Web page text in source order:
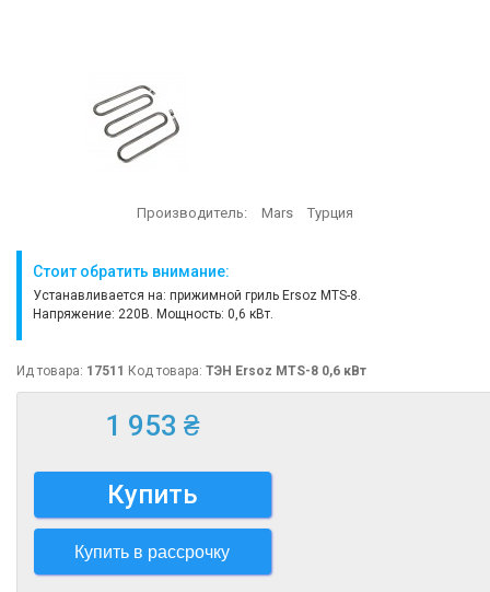
Производитель: Mars Турция
Стоит обратить внимание:
Устанавливается на: прижимной гриль Ersoz MTS-8.
Напряжение: 220В. Мощность: 0,6 кВт.
Ид товара: 17511 Код товара: ТЭН Ersoz MTS-8 0,6 кВт
1 953 ₴
Купить
Купить в рассрочку